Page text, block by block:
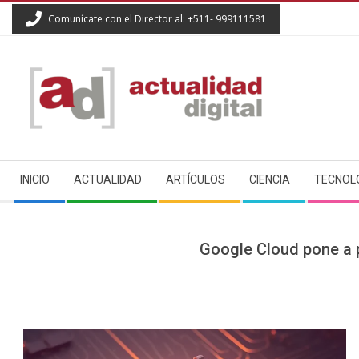
Comunícate con el Director al: +511- 999111581
ACTUALIDAD
DIGITAL
Navigation
Menu
INICIO ACTUALIDAD ARTÍCULOS CIENCIA
Google Cloud pone